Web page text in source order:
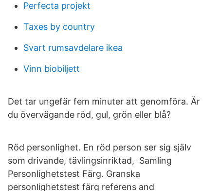
Perfecta projekt
Taxes by country
Svart rumsavdelare ikea
Vinn biobiljett
Det tar ungefär fem minuter att genomföra. Är
du övervägande röd, gul, grön eller blå?
Röd personlighet. En röd person ser sig själv
som drivande, tävlingsinriktad, Samling
Personlighetstest Färg. Granska
personlighetstest färg referens and